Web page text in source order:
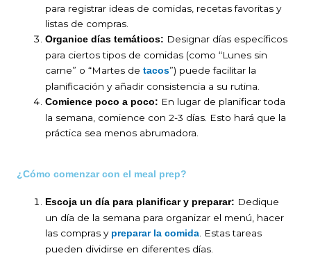
para registrar ideas de comidas, recetas favoritas y
listas de compras.
Organice días temáticos: Designar días específicos
para ciertos tipos de comidas (como “Lunes sin
carne” o “Martes detacos”) puede facilitar la
planificación y añadir consistencia a su rutina.
Comience poco a poco: En lugar de planificar toda
la semana, comience con 2-3 días. Esto hará que la
práctica sea menos abrumadora.
¿Cómo comenzar con el meal prep?
Escoja un día para planificar y preparar: Dedique
un día de la semana para organizar el menú, hacer
las compras y preparar la comida. Estas tareas
pueden dividirse en diferentes días.